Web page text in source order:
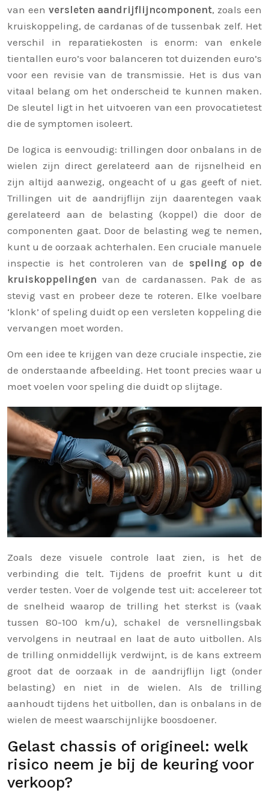
van een versleten aandrijflijncomponent, zoals een
kruiskoppeling, de cardanas of de tussenbak zelf. Het
verschil in reparatiekosten is enorm: van enkele
tientallen euro’s voor balanceren tot duizenden euro’s
voor een revisie van de transmissie. Het is dus van
vitaal belang om het onderscheid te kunnen maken.
De sleutel ligt in het uitvoeren van een provocatietest
die de symptomen isoleert.
De logica is eenvoudig: trillingen door onbalans in de
wielen zijn direct gerelateerd aan de rijsnelheid en
zijn altijd aanwezig, ongeacht of u gas geeft of niet.
Trillingen uit de aandrijflijn zijn daarentegen vaak
gerelateerd aan de belasting (koppel) die door de
componenten gaat. Door de belasting weg te nemen,
kunt u de oorzaak achterhalen. Een cruciale manuele
inspectie is het controleren van de speling op de
kruiskoppelingen van de cardanassen. Pak de as
stevig vast en probeer deze te roteren. Elke voelbare
‘klonk’ of speling duidt op een versleten koppeling die
vervangen moet worden.
Om een idee te krijgen van deze cruciale inspectie, zie
de onderstaande afbeelding. Het toont precies waar u
moet voelen voor speling die duidt op slijtage.
Zoals deze visuele controle laat zien, is het de
verbinding die telt. Tijdens de proefrit kunt u dit
verder testen. Voer de volgende test uit: accelereer tot
de snelheid waarop de trilling het sterkst is (vaak
tussen 80-100 km/u), schakel de versnellingsbak
vervolgens in neutraal en laat de auto uitbollen. Als
de trilling onmiddellijk verdwijnt, is de kans extreem
groot dat de oorzaak in de aandrijflijn ligt (onder
belasting) en niet in de wielen. Als de trilling
aanhoudt tijdens het uitbollen, dan is onbalans in de
wielen de meest waarschijnlijke boosdoener.
Gelast chassis of origineel: welk
risico neem je bij de keuring voor
verkoop?